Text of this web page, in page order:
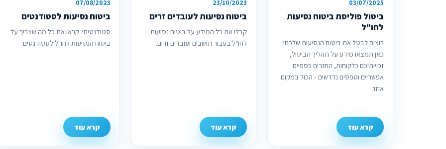
03/07/2025
ביטול פוליסת ביטוח נסיעות
לחו"ל
רוצים לבטל את ביטוח הנסיעות שלכם?
כאן תמצאו מידע על תהליך הביטול,
זכויותיכם כלקוחות, החזרים כספיים
אפשריים וטפסים נדרשים - הכול במקום
אחד.
קרא עוד
23/10/2023
ביטוח נסיעות לעובדים זרים
קבלו את כל המידע על ביטוח נסיעות
לחו"ל בעבור תושבים ועובדים זרים.
קרא עוד
07/08/2023
ביטוח נסיעות לסטודנטים
סטודנטים? קראו את כל מה שצריך על
ביטוח הנסיעות לחו"ל לסטודנטים.
קרא עוד